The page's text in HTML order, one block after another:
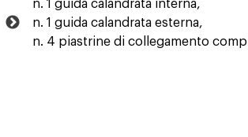
n. 1 guida calandrata interna,
n. 1 guida calandrata esterna,
n. 4 piastrine di collegamento